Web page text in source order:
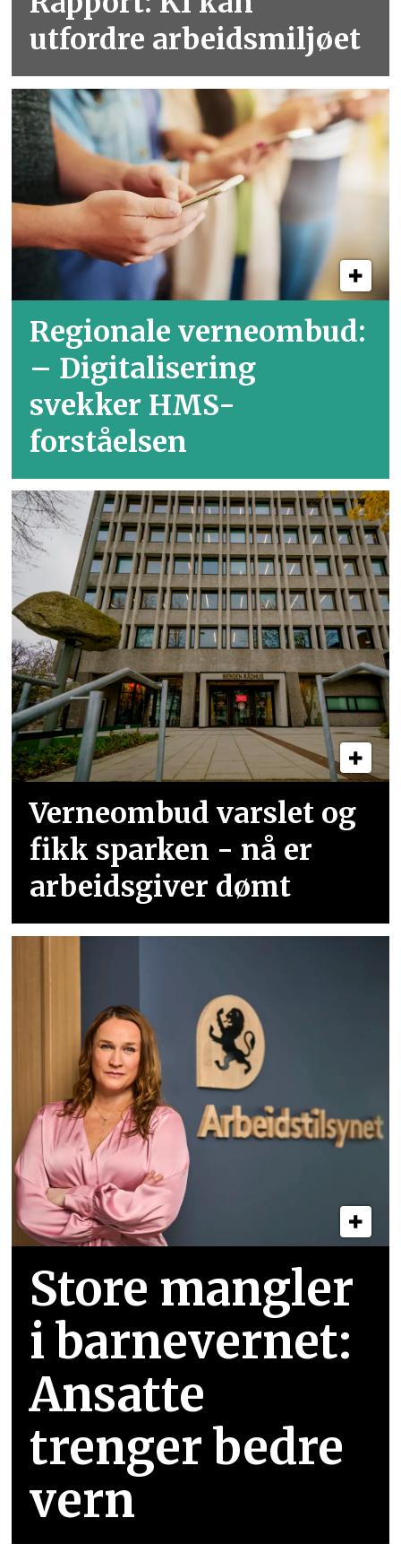
utfordre arbeidsmiljøet
Regionale verneombud:
– Digitalisering
svekker HMS-
forståelsen
Verneombud varslet og
fikk sparken - nå er
arbeidsgiver dømt
Store mangler
i barnevernet:
Ansatte
trenger bedre
vern